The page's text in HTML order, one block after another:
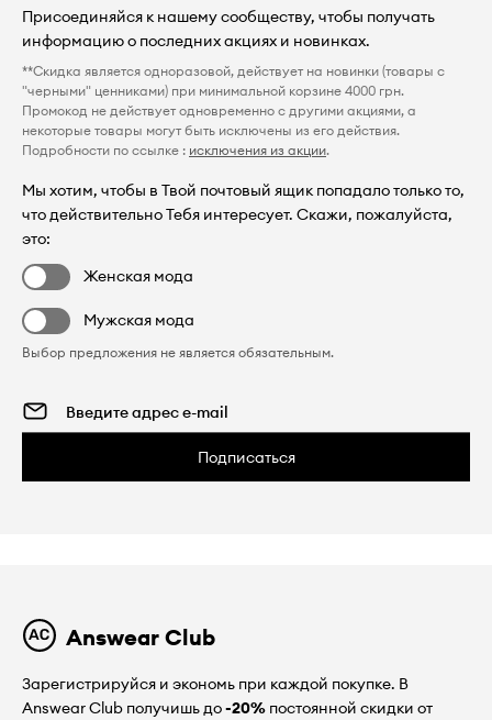
Присоединяйся к нашему сообществу, чтобы получать
информацию о последних акциях и новинках.
**Скидка является одноразовой, действует на новинки (товары с
"черными" ценниками) при минимальной корзине 4000 грн.
Промокод не действует одновременно с другими акциями, а
некоторые товары могут быть исключены из его действия.
Подробности по ссылке : исключения из акции.
Мы хотим, чтобы в Твой почтовый ящик попадало только то,
что действительно Тебя интересует. Скажи, пожалуйста,
это:
Женская мода
Мужская мода
Выбор предложения не является обязательным.
Подписаться
Answear Club
Зарегистрируйся и экономь при каждой покупке. В
Answear Club получишь до-20% постоянной скидки от